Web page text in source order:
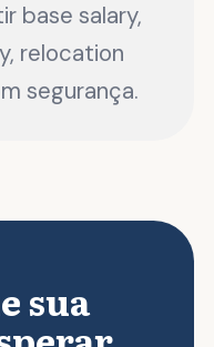
base salary,
relocation
segurança.
sua